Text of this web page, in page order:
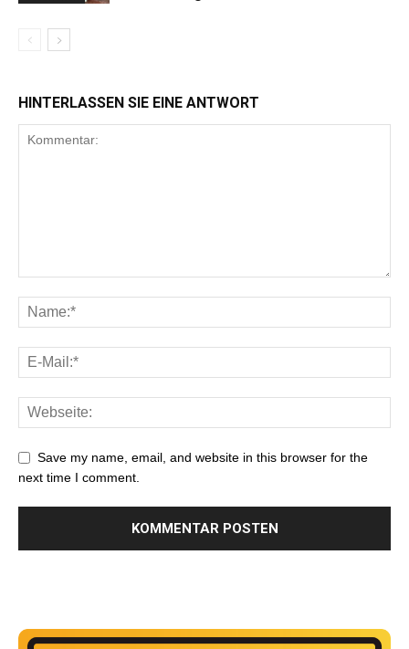
HINTERLASSEN SIE EINE ANTWORT
Save my name, email, and website in this browser for the
next time I comment.